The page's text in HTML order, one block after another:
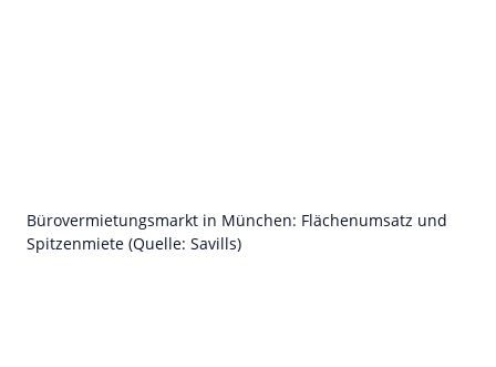
Bürovermietungsmarkt in München: Flächenumsatz und
Spitzenmiete (Quelle: Savills)